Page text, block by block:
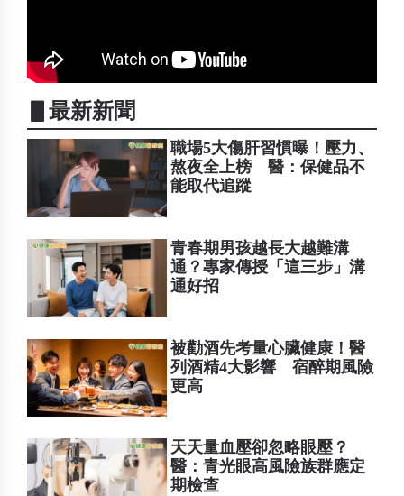
▋最新新聞
職場5大傷肝習慣曝！壓力、
熬夜全上榜 醫：保健品不
能取代追蹤
青春期男孩越長大越難溝
通？專家傳授「這三步」溝
通好招
被勸酒先考量心臟健康！醫
列酒精4大影響 宿醉期風險
更高
天天量血壓卻忽略眼壓？
醫：青光眼高風險族群應定
期檢查